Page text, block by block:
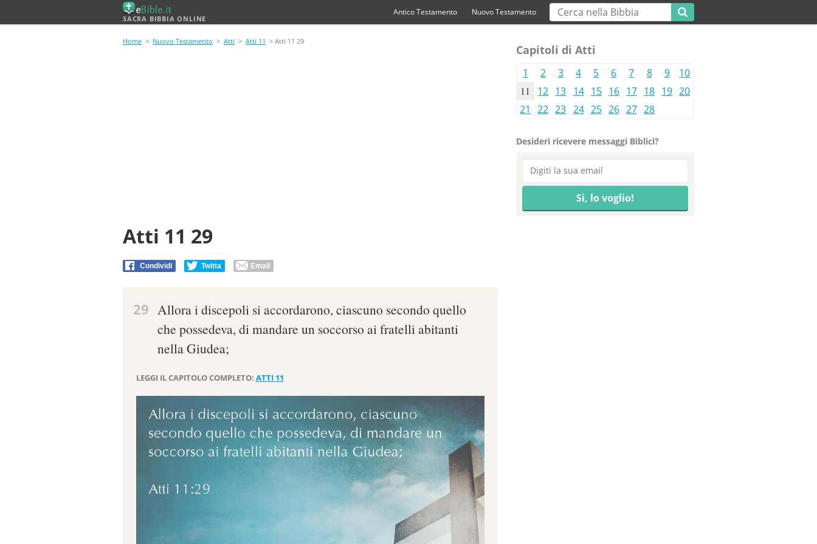
SACRA BIBBIA ONLINE
Antico Testamento Nuovo Testamento
Home > Nuovo Testamento > Atti > Atti 11 > Atti 11 29
Atti 11 29
Condividi Twitta Email
29 Allora i discepoli si accordarono, ciascuno secondo quello
che possedeva, di mandare un soccorso ai fratelli abitanti
nella Giudea;
LEGGI IL CAPITOLO COMPLETO: ATTI 11
Capitoli di Atti
1 2 3 4 5 6 7 8 9 10
11 12 13 14 15 16 17 18 19 20
21
22 23 24 25 26 27 28
Desideri ricevere messaggi Biblici?